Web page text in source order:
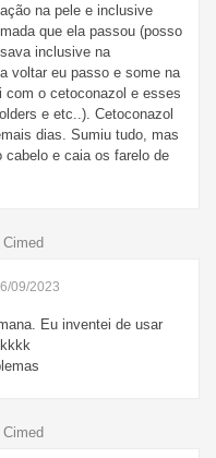
na pele e inclusive
que ela passou (posso
inclusive na
voltar eu passo e some na
com o cetoconazol e esses
e etc..). Cetoconazol
dias. Sumiu tudo, mas
e caia os farelo de
09/2023
Eu inventei de usar